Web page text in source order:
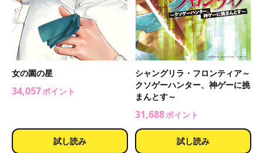
女の園の星
34,057ポイント
試し読み
シャングリラ・フロンティア～
クソゲーハンター、神ゲーに挑
まんとす～
31,688ポイント
試し読み